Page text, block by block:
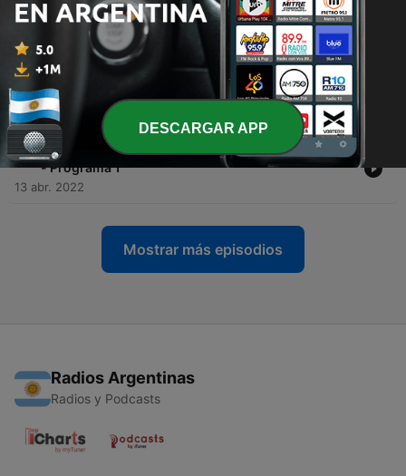
13 - El efecto de la Gran Ramera - El plan ecuménico //
Palabras Proféticas 2022 - Prog #3
13 abr. 2022
12
Las señales proféticas de Dios // Palabras
Proféticas 2022 // Miguel Díez - Prog #2
13 abr. 2022
11 - Dios nos está avisando // Palabras Proféticas 2022
- Programa 1
13 abr. 2022
Mostrar más episodios
Radios Argentinas
Radios y Podcasts
DESCARGAR APP